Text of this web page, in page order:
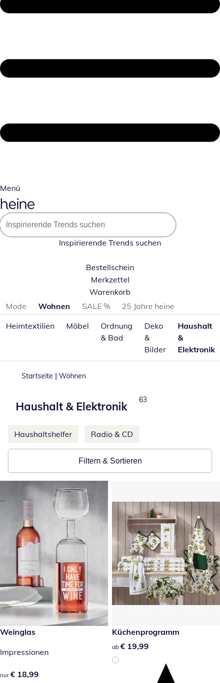
Menü
Inspirierende Trends suchen
Bestellschein
Merkzettel
Warenkorb
Produktkategorien überspringen
Mode Wohnen SALE %
25 Jahre heine
Heimtextilien
Möbel
Ordnung
& Bad
Deko
&
Bilder
Haushalt
&
Elektronik
Startseite | Wohnen
Haushalt & Elektronik
Total number of products:
63
Weitere Kategorien überspringen
Haushaltshelfer Radio & CD
Filtern & Sortieren
€ 18,99
Weinglas
Impressionen
€ 18,99
nur € 18,99
€ 19,99
Küchenprogramm
€ 19,99
ab € 19,99